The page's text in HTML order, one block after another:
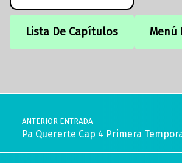
Lista De Capítulos Menú
Navegación de entradas
ANTERIOR ENTRADA
Pa Quererte Cap 4 Primera